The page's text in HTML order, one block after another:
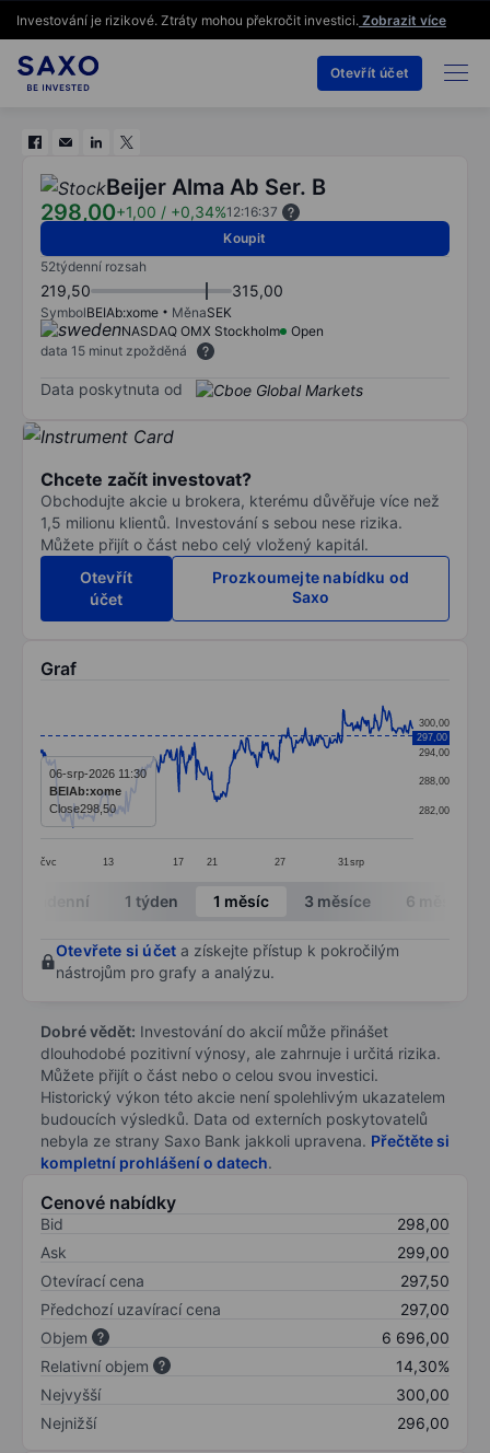
Investování je rizikové. Ztráty mohou překročit investici. Zobrazit více
Otevřít účet
Beijer Alma Ab Ser. B
298,00+1,00 / +0,34%12:16:37
Koupit
52týdenní rozsah
219,50 315,00
SymbolBEIAb:xome MěnaSEK
NASDAQ OMX Stockholm
Open
data 15 minut zpožděná
Data poskytnuta od
Chcete začít investovat?
Obchodujte akcie u brokera, kterému důvěřuje více než
1,5 milionu klientů. Investování s sebou nese rizika.
Můžete přijít o část nebo celý vložený kapitál.
Otevřít
účet
Prozkoumejte nabídku od
Saxo
Graf
Line chart with 367 data points.
The chart has 1 X axis displaying categories.
The chart has 1 Y axis displaying values. Data
čvc 13 17 21 27 31 srp
282,00
288,00
294,00
300,00
297,00
06-srp-2026 11:30
BEIAb:xome
Close298,50
End of interactive chart.
Intradenní 1 týden 1 měsíc 3 měsíce 6 měsíců
Otevřete si účet a získejte přístup k pokročilým
nástrojům pro grafy a analýzu.
Dobré vědět: Investování do akcií může přinášet
dlouhodobé pozitivní výnosy, ale zahrnuje i určitá rizika.
Můžete přijít o část nebo o celou svou investici.
Historický výkon této akcie není spolehlivým ukazatelem
budoucích výsledků. Data od externích poskytovatelů
nebyla ze strany Saxo Bank jakkoli upravena. Přečtěte si
kompletní prohlášení o datech.
Cenové nabídky
Bid
298,00
Ask
299,00
Otevírací cena
297,50
Předchozí uzavírací cena
297,00
Objem
6 696,00
Relativní objem
14,30%
Nejvyšší
300,00
Nejnižší
296,00